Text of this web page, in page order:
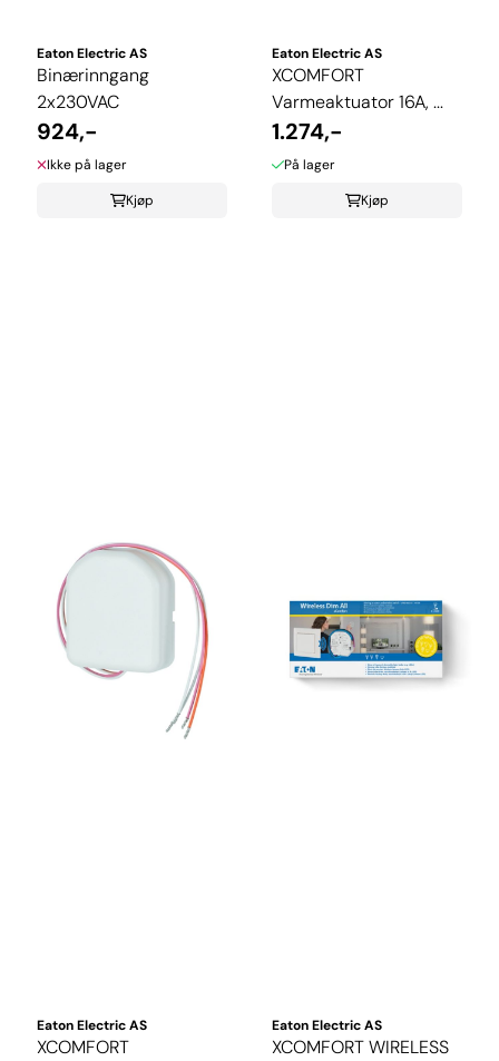
Eaton Electric AS
Binærinngang
2x230VAC
924,-
Ikke på lager
Kjøp
Eaton Electric AS
XCOMFORT
Varmeaktuator 16A, ...
1.274,-
På lager
Kjøp
Eaton Electric AS
XCOMFORT
Eaton Electric AS
XCOMFORT WIRELESS